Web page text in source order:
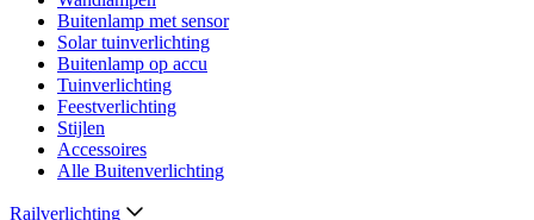
Buitenlamp met sensor
Solar tuinverlichting
Buitenlamp op accu
Tuinverlichting
Feestverlichting
Stijlen
Accessoires
Alle Buitenverlichting
Railverlichting